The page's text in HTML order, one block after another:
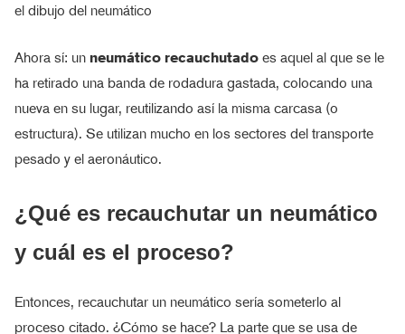
el dibujo del neumático
Ahora sí: un neumático recauchutado es aquel al que se le
ha retirado una banda de rodadura gastada, colocando una
nueva en su lugar, reutilizando así la misma carcasa (o
estructura). Se utilizan mucho en los sectores del transporte
pesado y el aeronáutico.
¿Qué es recauchutar un neumático
y cuál es el proceso?
Entonces, recauchutar un neumático sería someterlo al
proceso citado. ¿Cómo se hace? La parte que se usa de